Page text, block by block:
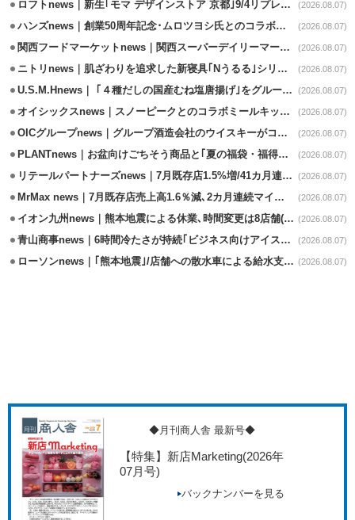
ロフトnews｜新生｢モマ デザインストア 京都｣9/4リプレイスオープン (2026.08.07)
ハンズnews｜創業50周年記念･ムロツヨシ氏とのコラボ企画｢ムロハンズ｣開催 (2026.08.07)
関西フードマーケットnews｜関西スーパーデイリーマート蒲生店8/7改装 (2026.08.07)
ニトリnews｜肌ざわりを追求した新寝具｢Nうるる｣シリーズを発売 (2026.08.07)
U.S.M.Hnews｜ ｢４種だしの国産むね塩唐揚げ｣をグループ610店で共同販促 (2026.08.07)
オイシックスnews｜スノーピークとのコラボミールキット8/13発売 (2026.08.07)
OICグループnews｜グループ酒造会社のウイスキーがコンペティション受賞 (2026.08.07)
PLANTnews｜お盆向けごちそう商品と｢夏の福袋・福得カート｣8/8から開催 (2026.08.07)
リテールパートナーズnews｜7月既存店1.5%増/41カ月連続増 (2026.08.07)
MrMax news｜7月既存店売上高1.6％減､2カ月連続マイナス (2026.08.07)
イオン九州news｜熊本地震による休業､時間変更は8店舗(8/7時点) (2026.08.07)
青山商事news｜6時間冷たさが持続｢ビジネス向けアイスベスト｣発売 (2026.08.07)
ローソンnews｜｢熊本地震｣/店舗への散水車による給水支援を開始 (2026.08.07)
◆月刊商人舎 最新号◆
【特集】新店Marketing(2026年
07月号)
バックナンバーを見る